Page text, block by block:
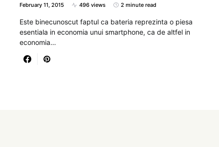
February 11, 2015 496 views 2 minute read
Este binecunoscut faptul ca bateria reprezinta o piesa
esentiala in economia unui smartphone, ca de altfel in
economia…